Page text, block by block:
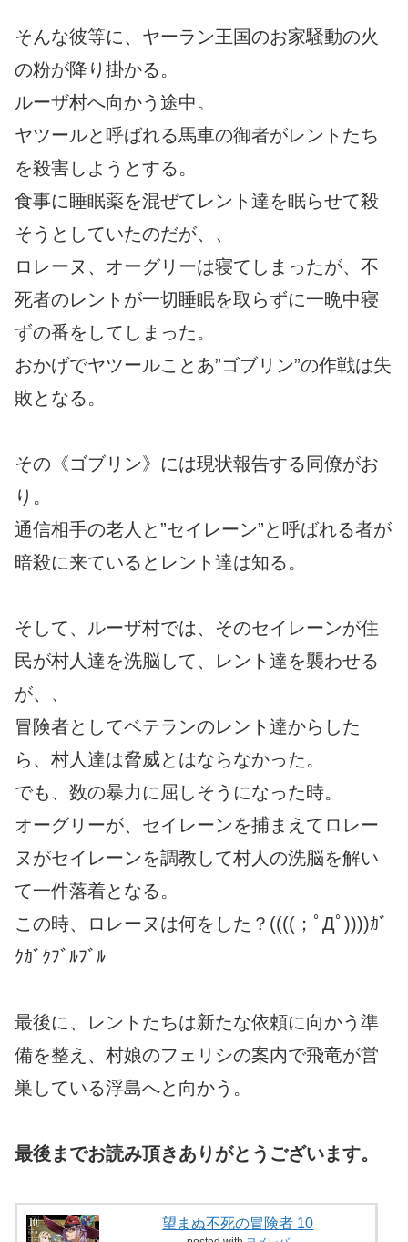
そんな彼等に、ヤーラン王国のお家騒動の火
の粉が降り掛かる。
ルーザ村へ向かう途中。
ヤツールと呼ばれる馬車の御者がレントたち
を殺害しようとする。
食事に睡眠薬を混ぜてレント達を眠らせて殺
そうとしていたのだが、、
ロレーヌ、オーグリーは寝てしまったが、不
死者のレントが一切睡眠を取らずに一晩中寝
ずの番をしてしまった。
おかげでヤツールことあ”ゴブリン”の作戦は失
敗となる。
その《ゴブリン》には現状報告する同僚がお
り。
通信相手の老人と”セイレーン”と呼ばれる者が
暗殺に来ているとレント達は知る。
そして、ルーザ村では、そのセイレーンが住
民が村人達を洗脳して、レント達を襲わせる
が、、
冒険者としてベテランのレント達からした
ら、村人達は脅威とはならなかった。
でも、数の暴力に屈しそうになった時。
オーグリーが、セイレーンを捕まえてロレー
ヌがセイレーンを調教して村人の洗脳を解い
て一件落着となる。
この時、ロレーヌは何をした？((((；ﾟДﾟ))))ｶﾞ
ｸｶﾞｸﾌﾞﾙﾌﾞﾙ
最後に、レントたちは新たな依頼に向かう準
備を整え、村娘のフェリシの案内で飛竜が営
巣している浮島へと向かう。
最後までお読み頂きありがとうございます。
望まぬ不死の冒険者 10